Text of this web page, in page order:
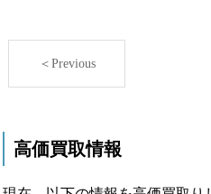
＜Previous
高価買取情報